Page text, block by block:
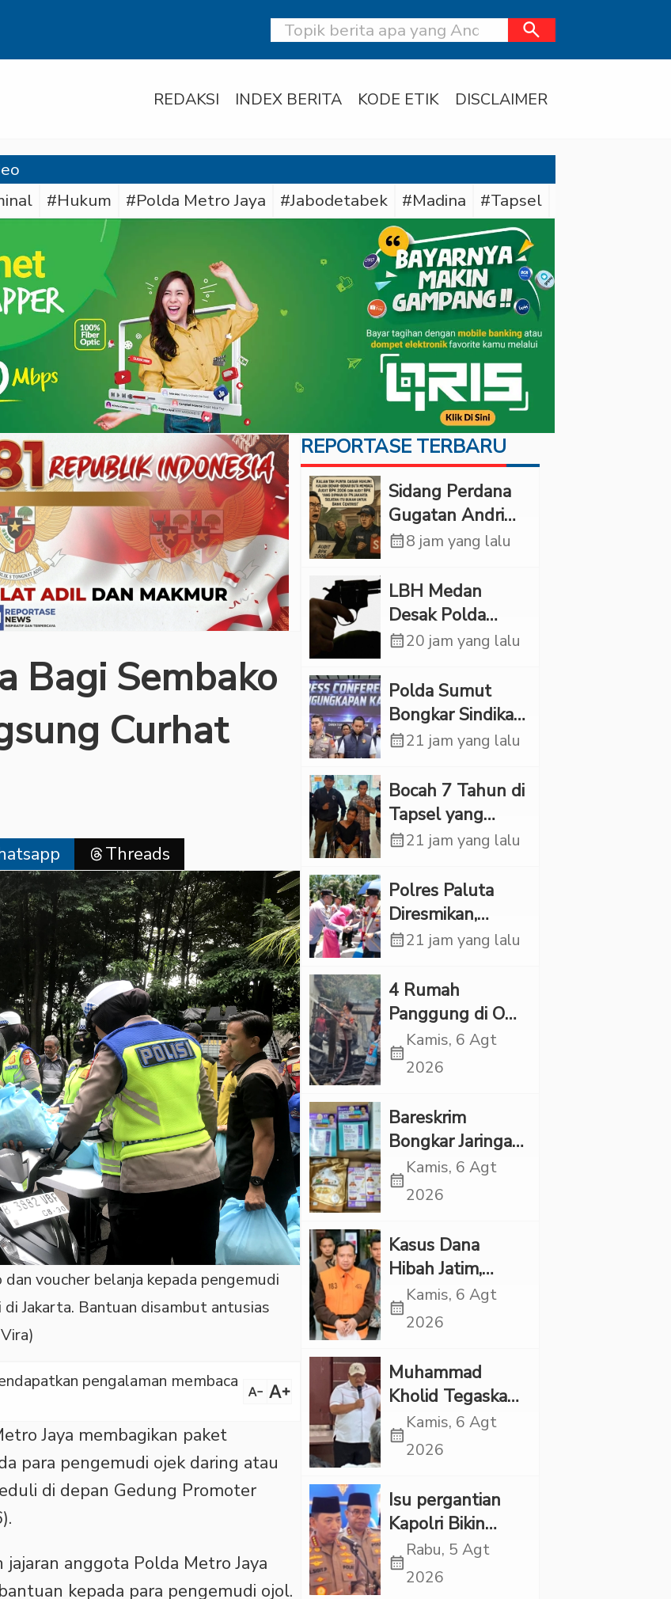
search
REDAKSI INDEX BERITA KODE ETIK DISCLAIMER
#Hukum #Polda Metro Jaya #Jabodetabek #Madina #Tapsel
Bagi Sembako
Curhat
Threads
voucher belanja kepada pengemudi
Jakarta. Bantuan disambut antusias
pengalaman membaca text_decrease text_increase
Jaya membagikan paket
para pengemudi ojek daring atau
di depan Gedung Promoter
anggota Polda Metro Jaya
kepada para pengemudi ojol.
REPORTASE TERBARU
Sidang Perdana
Gugatan Andri
Tedjadharma di
KPKNL dan
PUPN Mangkir
calendar_month8 jam yang lalu
LBH Medan
Desak Polda
Sumut Usut
Lorenza
calendar_month20 jam yang lalu
Polda Sumut
Bongkar Sindikat
Scamming
Korban Rugi
Rp6,7 Miliar
calendar_month21 jam yang lalu
Bocah 7 Tahun di
Tapsel yang
Ditemukan
Ternyata Korban
Kekerasan
Seksual
calendar_month21 jam yang lalu
Polres Paluta
Diresmikan,
Begini
Kapolres Tapsel
calendar_month21 jam yang lalu
‎4 Rumah
Panggung di OKI
Ludes Terbakar,
Kerugian Capai
calendar_month
Kamis, 6 Agt
2026
Bareskrim
Bongkar Jaringan
Etomidate dari
Thailand, 4
calendar_month
Kamis, 6 Agt
2026
Kasus Dana
Hibah Jatim,
Siliwangi: Partai
Punya Tanggung
calendar_month
Kamis, 6 Agt
2026
Muhammad
Kholid Tegaskan
Propaganda
LGBT Harus
Minta Negara
Melindungi
Korban
calendar_month
Kamis, 6 Agt
2026
Isu pergantian
Kapolri Bikin
Panas, JMP Puji
Respons Jenderal
calendar_month
Rabu, 5 Agt
2026